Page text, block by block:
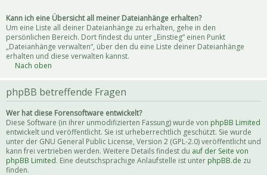
Kann ich eine Übersicht all meiner Dateianhänge erhalten?
Um eine Liste all deiner Dateianhänge zu erhalten, gehe in den
persönlichen Bereich. Dort findest du unter „Einstieg“ einen Punkt
„Dateianhänge verwalten“, über den du eine Liste deiner Dateianhänge
erhalten und diese verwalten kannst.
Nach oben
phpBB betreffende Fragen
Wer hat diese Forensoftware entwickelt?
Diese Software (in ihrer unmodifizierten Fassung) wurde von phpBB Limited
entwickelt und veröffentlicht. Sie ist urheberrechtlich geschützt. Sie wurde
unter der GNU General Public License, Version 2 (GPL-2.0) veröffentlicht und
kann frei vertrieben werden. Weitere Details findest du auf der Seite von
phpBB Limited. Eine deutschsprachige Anlaufstelle ist unter phpBB.de zu
finden.